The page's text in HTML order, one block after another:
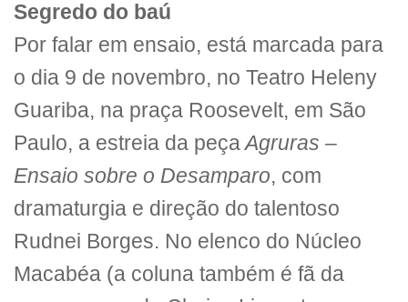
Segredo do baú
Por falar em ensaio, está marcada para
o dia 9 de novembro, no Teatro Heleny
Guariba, na praça Roosevelt, em São
Paulo, a estreia da peçaAgruras –
Ensaio sobre o Desamparo, com
dramaturgia e direção do talentoso
Rudnei Borges. No elenco do Núcleo
Macabéa (a coluna também é fã da